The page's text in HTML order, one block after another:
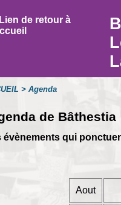
> Agenda
de Bâthestia
évènements qui
Aout